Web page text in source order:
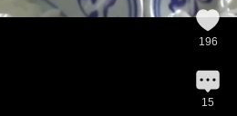
196
15